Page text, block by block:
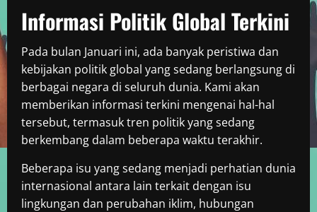
Informasi Politik Global Terkini
Pada bulan Januari ini, ada banyak peristiwa dan
kebijakan politik global yang sedang berlangsung di
berbagai negara di seluruh dunia. Kami akan
memberikan informasi terkini mengenai hal-hal
tersebut, termasuk tren politik yang sedang
berkembang dalam beberapa waktu terakhir.
Beberapa isu yang sedang menjadi perhatian dunia
internasional antara lain terkait dengan isu
lingkungan dan perubahan iklim, hubungan